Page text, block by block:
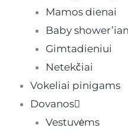
Mamos dienai
Baby
Gimtadieniui
Netekčiai
Vokeliai pinigams
Dovanos
Vestuvėms